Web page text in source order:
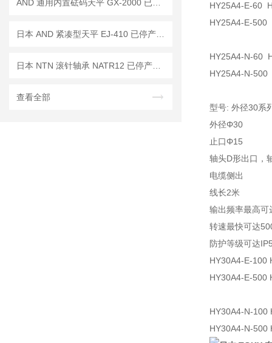
查看全部
HY25A4-E-60
HY25A4-E-500
HY25A4-N-60
HY25A4-N-500
型号: 外径30系
外径Φ30
止口Φ15
轴头D形出口，
电缆侧出
线长2米
输出频率最高可
转速最快可达
防护等级可达
HY30A4-E-100
HY30A4-E-500
HY30A4-N-100
HY30A4-N-500